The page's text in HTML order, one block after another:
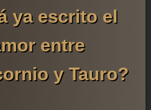
ya escrito el
entre
y Tauro?